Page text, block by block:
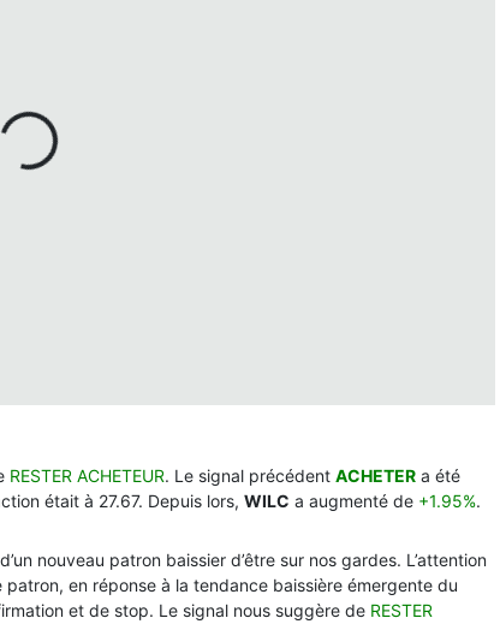
RESTER ACHETEUR. Le signal précédent ACHETER a été
était à 27.67. Depuis lors, WILC a augmenté de +1.95%.
nouveau patron baissier d’être sur nos gardes. L’attention
en réponse à la tendance baissière émergente du
et de stop. Le signal nous suggère de RESTER